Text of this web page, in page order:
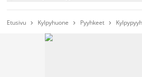
Etusivu  Kylpyhuone  Pyyhkeet 